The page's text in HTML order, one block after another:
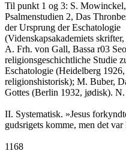
Til punkt 1 og 3: S. Mowinckel,
Psalmenstudien 2, Das
der Ursprung der Eschatologie
(Videnskapsakademiets
A. Frh. von Gall, Bassa r03
religionsgeschichtliche Studie
Eschatologie (Heidelberg 1926,
religionshistorisk); M. Buber,
Gottes (Berlin 1932, jødisk).
II. Systematisk. »Jesus
gudsrigets komme, men det
1168